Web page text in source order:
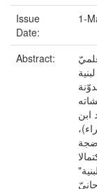
Issue
Date:
1-
Abstract:
ابن